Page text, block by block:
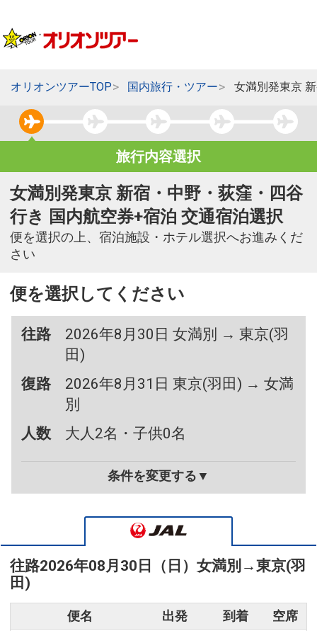
オリオンツアーTOP 国内旅行・ツアー 女満別発東京
旅行内容選択
女満別発東京 新宿・中野・荻窪・四谷
行き 国内航空券+宿泊 交通宿泊選択
便を選択の上、宿泊施設・ホテル選択へお進みくだ
さい
便を選択してください
往路
2026年8月30日 女満別 → 東京(羽
田)
復路
2026年8月31日 東京(羽田) → 女満
別
人数
大人2名・子供0名
条件を変更する▼
往路2026年08月30日（日） 女満別 →東京(羽
田)
便名 出発 到着 空席